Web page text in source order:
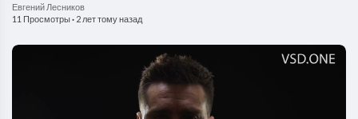
Евгений Лесников
11 Просмотры· 2 лет тому назад